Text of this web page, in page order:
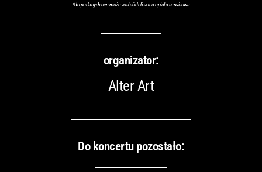
*do podanych cen może zostać doliczona opłata serwisowa
organizator:
Alter Art
Do koncertu pozostało: